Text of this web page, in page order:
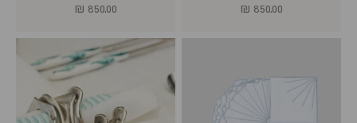
מחיר מבצע
850.00 ₪
מחיר מבצע
850.00 ₪